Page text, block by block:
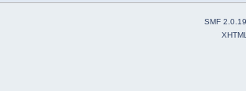
SMF 2.0.19